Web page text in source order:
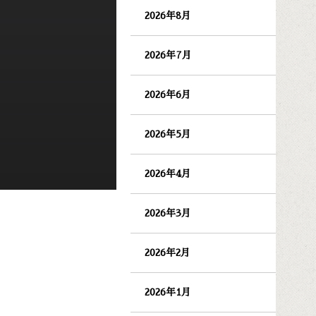
2026年8月
2026年7月
2026年6月
2026年5月
2026年4月
2026年3月
2026年2月
2026年1月